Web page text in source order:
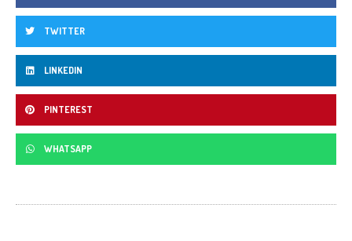
TWITTER
LINKEDIN
PINTEREST
WHATSAPP